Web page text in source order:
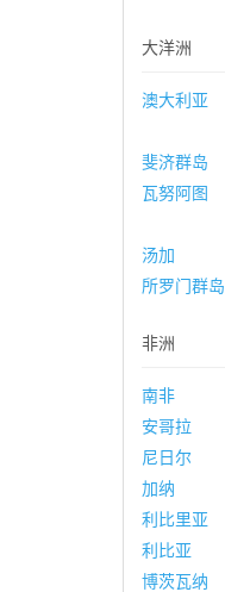
大洋洲
澳大利亚
斐济群岛
瓦努阿图
汤加
所罗门群岛
非洲
南非
安哥拉
尼日尔
加纳
利比里亚
利比亚
博茨瓦纳